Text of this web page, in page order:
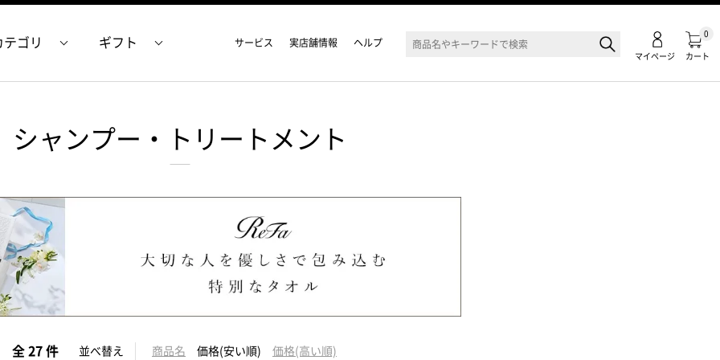
カート
0
マイページ
テゴリ ギフト サービス 実店舗情報 ヘルプ
シャンプー・トリートメント
全 27 件 並べ替え 商品名 価格(安い順) 価格(高い順)